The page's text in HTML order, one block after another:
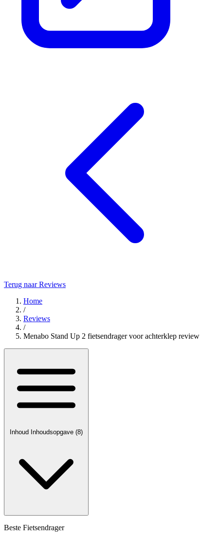
Terug naar Reviews
Home
/
Reviews
/
Menabo Stand Up 2 fietsendrager voor achterklep review
Inhoud Inhoudsopgave (8)
Beste Fietsendrager